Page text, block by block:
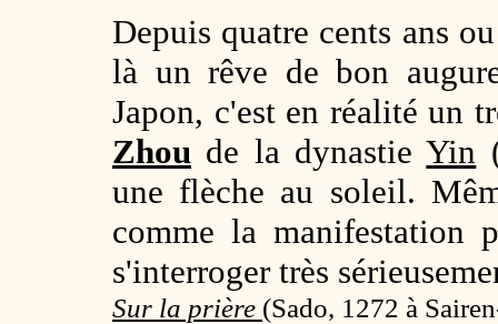
Depuis quatre cents ans
là un rêve de bon
Japon, c'est en réalité un
Zhou de la dynastieYin
une flèche au soleil.
comme la manifestation
s'interroger très
Sur la prière (Sado, 1272 à